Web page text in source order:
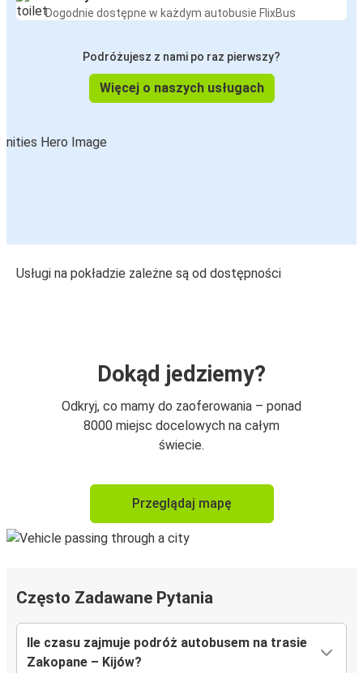
Dogodnie dostępne w każdym autobusie FlixBus
Podróżujesz z nami po raz pierwszy?
Więcej o naszych usługach
Usługi na pokładzie zależne są od dostępności
Dokąd jedziemy?
Odkryj, co mamy do zaoferowania – ponad
8000 miejsc docelowych na całym
świecie.
Przeglądaj mapę
Często Zadawane Pytania
Ile czasu zajmuje podróż autobusem na trasie
Zakopane – Kijów?